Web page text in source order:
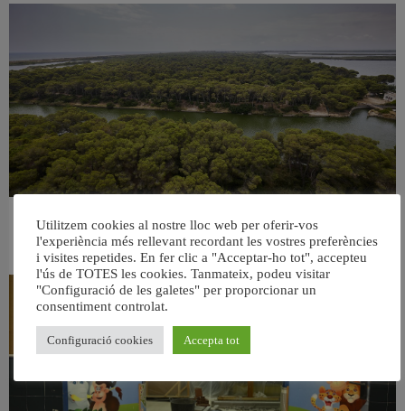
València retira prop de 15.000 litres de residus de la Devesa durant el mes de
juliol
6 agost, 2026
Utilitzem cookies al nostre lloc web per oferir-vos
l'experiència més rellevant recordant les vostres preferències
i visites repetides. En fer clic a "Acceptar-ho tot", accepteu
l'ús de TOTES les cookies. Tanmateix, podeu visitar
"Configuració de les galetes" per proporcionar un
consentiment controlat.
Configuració cookies Accepta tot